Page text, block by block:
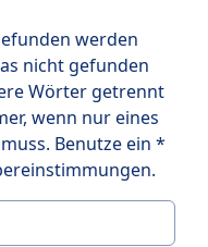
werden
nicht gefunden
Wörter getrennt
wenn nur eines
Benutze ein *